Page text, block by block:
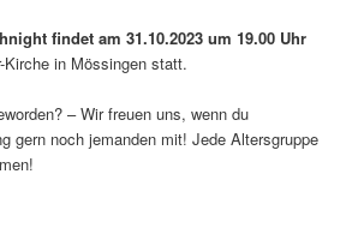
findet am 31.10.2023 um 19.00 Uhr
Kirche in Mössingen statt.
– Wir freuen uns, wenn du
gern noch jemanden mit! Jede Altersgruppe